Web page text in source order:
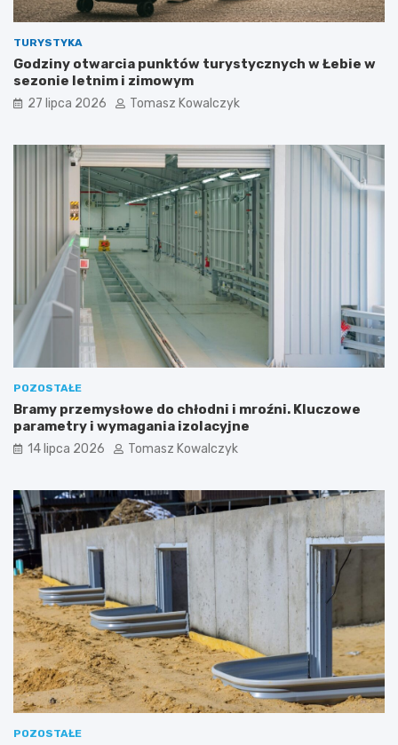
TURYSTYKA
Godziny otwarcia punktów turystycznych w Łebie w
sezonie letnim i zimowym
27 lipca 2026 Tomasz Kowalczyk
POZOSTAŁE
Bramy przemysłowe do chłodni i mroźni. Kluczowe
parametry i wymagania izolacyjne
14 lipca 2026 Tomasz Kowalczyk
POZOSTAŁE